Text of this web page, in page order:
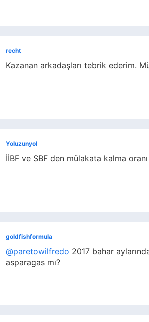
recht
Kazanan arkadaşları tebrik ederim.
Yoluzunyol
İİBF ve SBF den mülakata kalma
goldfishformula
@paretowilfredo 2017 bahar
asparagas mı?